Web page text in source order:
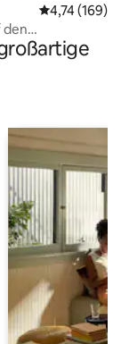
4,74 (169)
den